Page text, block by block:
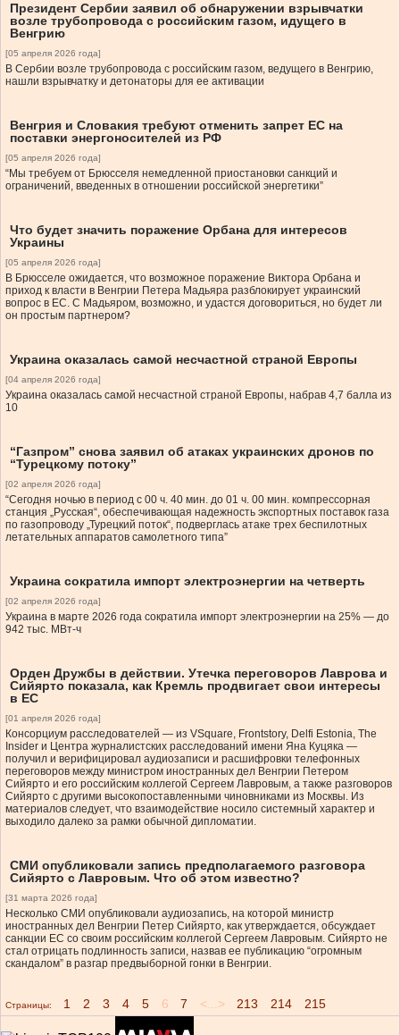
Президент Сербии заявил об обнаружении взрывчатки
возле трубопровода с российским газом, идущего в
Венгрию
[05 апреля 2026 года]
В Сербии возле трубопровода с российским газом, ведущего в Венгрию,
нашли взрывчатку и детонаторы для ее активации
Венгрия и Словакия требуют отменить запрет ЕС на
поставки энергоносителей из РФ
[05 апреля 2026 года]
“Мы требуем от Брюсселя немедленной приостановки санкций и
ограничений, введенных в отношении российской энергетики”
Что будет значить поражение Орбана для интересов
Украины
[05 апреля 2026 года]
В Брюсселе ожидается, что возможное поражение Виктора Орбана и
приход к власти в Венгрии Петера Мадьяра разблокирует украинский
вопрос в ЕС. С Мадьяром, возможно, и удастся договориться, но будет ли
он простым партнером?
Украина оказалась самой несчастной страной Европы
[04 апреля 2026 года]
Украина оказалась самой несчастной страной Европы, набрав 4,7 балла из
10
“Газпром” снова заявил об атаках украинских дронов по
“Турецкому потоку”
[02 апреля 2026 года]
“Сегодня ночью в период с 00 ч. 40 мин. до 01 ч. 00 мин. компрессорная
станция „Русская“, обеспечивающая надежность экспортных поставок газа
по газопроводу „Турецкий поток“, подверглась атаке трех беспилотных
летательных аппаратов самолетного типа”
Украина сократила импорт электроэнергии на четверть
[02 апреля 2026 года]
Украина в марте 2026 года сократила импорт электроэнергии на 25% — до
942 тыс. МВт-ч
Орден Дружбы в действии. Утечка переговоров Лаврова и
Сийярто показала, как Кремль продвигает свои интересы
в ЕС
[01 апреля 2026 года]
Консорциум расследователей — из VSquare, Frontstory, Delfi Estonia, The
Insider и Центра журналистских расследований имени Яна Куцяка —
получил и верифицировал аудиозаписи и расшифровки телефонных
переговоров между министром иностранных дел Венгрии Петером
Сийярто и его российским коллегой Сергеем Лавровым, а также разговоров
Сийярто с другими высокопоставленными чиновниками из Москвы. Из
материалов следует, что взаимодействие носило системный характер и
выходило далеко за рамки обычной дипломатии.
СМИ опубликовали запись предполагаемого разговора
Сийярто с Лавровым. Что об этом известно?
[31 марта 2026 года]
Несколько СМИ опубликовали аудиозапись, на которой министр
иностранных дел Венгрии Петер Сийярто, как утверждается, обсуждает
санкции ЕС со своим российским коллегой Сергеем Лавровым. Сийярто не
стал отрицать подлинность записи, назвав ее публикацию “огромным
скандалом” в разгар предвыборной гонки в Венгрии.
Страницы: 1 2 3 4 5 6 7 <...> 213 214 215